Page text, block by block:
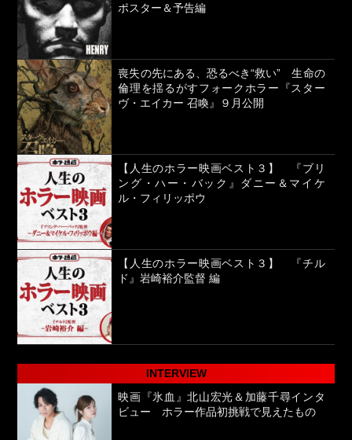
ポスター＆予告編
喪失の先にある、恐るべき“救い” 生命の
倫理を揺るがすフォークホラー『スター
ヴ・エイカー 召喚』９月公開
【人生のホラー映画ベスト３】 『ブリ
ング・ハー・バック』ダニー＆マイケ
ル・フィリッポウ
【人生のホラー映画ベスト３】 『チル
ド』岩崎裕介監督 編
INTERVIEW
映画『氷血』北山宏光＆加藤千尋インタ
ビュー ホラー作品初挑戦で見えたもの